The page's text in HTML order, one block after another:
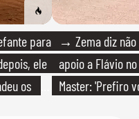
para
ele
os
→ Zema diz
apoio a Flávio
Master: 'Prefiro